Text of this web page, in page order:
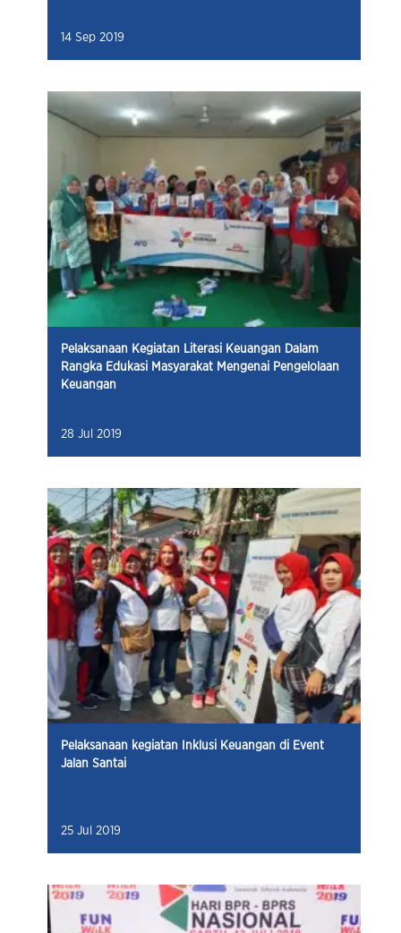
14 Sep 2019
Pelaksanaan Kegiatan Literasi Keuangan Dalam
Rangka Edukasi Masyarakat Mengenai Pengelolaan
Keuangan
28 Jul 2019
Pelaksanaan kegiatan Inklusi Keuangan di Event
Jalan Santai
25 Jul 2019